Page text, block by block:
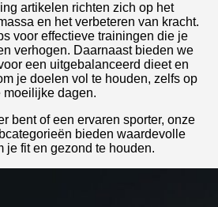
artikelen richten zich op het
en het verbeteren van kracht.
voor effectieve trainingen die je
verhogen. Daarnaast bieden we
een uitgebalanceerd dieet en
je doelen vol te houden, zelfs op
moeilijke dagen.
bent of een ervaren sporter, onze
bieden waardevolle
je fit en gezond te houden.